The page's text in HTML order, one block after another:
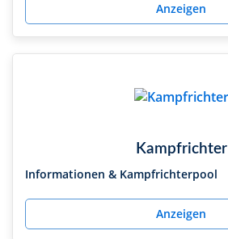
Anzeigen
Kampfrichter
Informationen & Kampfrichterpool
Anzeigen